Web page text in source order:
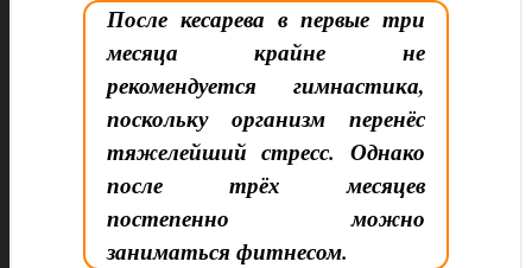
После кесарева в первые три
месяца крайне не
рекомендуется гимнастика,
поскольку организм перенёс
тяжелейший стресс. Однако
после трёх месяцев
постепенно можно
заниматься фитнесом.